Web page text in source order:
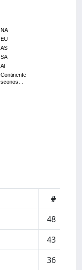
NA
EU
AS
SA
AF
Continente
sconos…
#
48
43
36